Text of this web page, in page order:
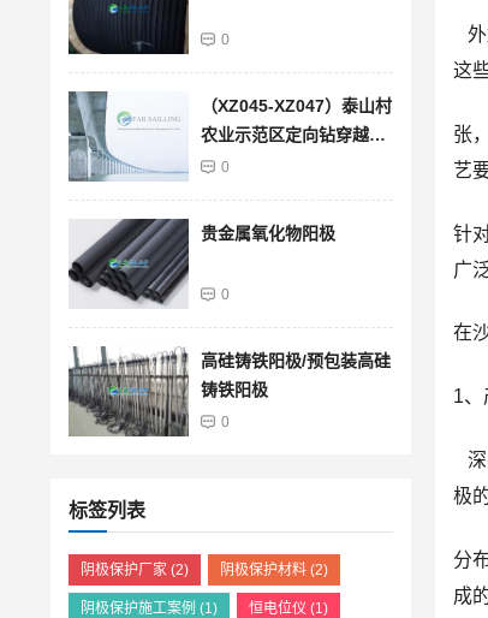
0
（XZ045-XZ047）泰山村
农业示范区定向钻穿越段
管道防腐层馈电试验检测
0
贵金属氧化物阳极
0
高硅铸铁阳极/预包装高硅
铸铁阳极
0
标签列表
阴极保护厂家 (2) 阴极保护材料(2)
阴极保护施工案例 (1) 恒电位仪 (1)
外
这
张
艺
针
广
在
1、
深
极
分
成